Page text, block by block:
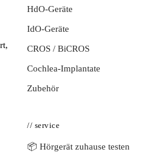
HdO-Geräte
IdO-Geräte
CROS / BiCROS
Cochlea-Implantate
Zubehör
// service
📦 Hörgerät zuhause testen